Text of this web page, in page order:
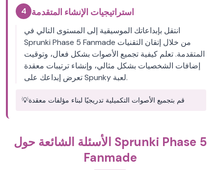
4 استراتيجيات الإنشاء المتقدمة
انتقل بإبداعاتك الموسيقية إلى المستوى التالي في
Sprunki Phase 5 Fanmade من خلال إتقان التقنيات
المتقدمة. تعلم كيفية تجميع الأصوات بشكل فعال، وتوقيت
إضافات الشخصيات بشكل مثالي، وإنشاء ترتيبات معقدة
تعرض إبداعك على Spunky لعبة.
💡قم بتجميع الأصوات التكميلية تدريجيًا لبناء مؤلفات معقدة
الأسئلة الشائعة حول Sprunki Phase 5
Fanmade